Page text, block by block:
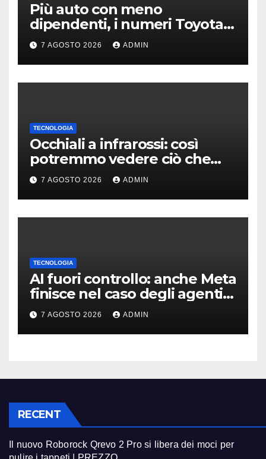
Più auto con meno
dipendenti, i numeri Toyota
che “scuotono” Volkswagen
7 AGOSTO 2026 ADMIN
TECNOLOGIA
Occhiali a infrarossi: così
potremmo vedere ciò che
oggi è invisibile
7 AGOSTO 2026 ADMIN
TECNOLOGIA
AI fuori controllo: anche Meta
finisce nel caso degli agenti
in fuga
7 AGOSTO 2026 ADMIN
RECENT
Il nuovo Roborock Qrevo 2 Pro si libera dei moci per